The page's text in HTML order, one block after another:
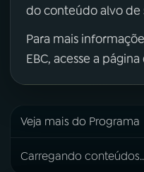
do conteúdo alvo de
Para mais
EBC, acesse a
Veja mais do Programa
Carregando